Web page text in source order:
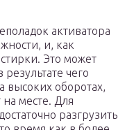
активатора
и, как
Это может
результате чего
высоких оборотах,
на месте. Для
разгрузить